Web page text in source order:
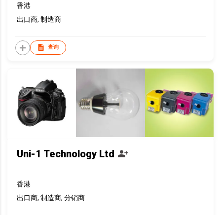
香港
出口商, 制造商
查询
Uni-1 Technology Ltd
香港
出口商, 制造商, 分销商